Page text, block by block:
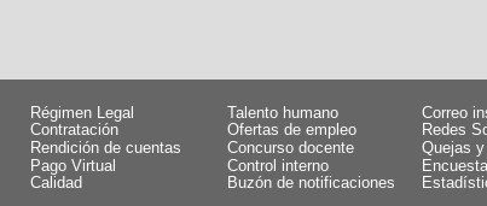
Régimen Legal
Talento humano
Contratación
Ofertas de empleo
Rendición de cuentas
Concurso docente
Pago Virtual
Control interno
Calidad
Buzón de notificaciones
Correo
Redes
Quejas
Encuesta